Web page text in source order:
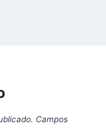
Campos